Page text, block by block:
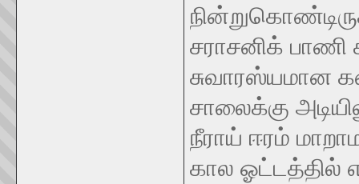
சராசனிக் பாணி
சுவாரஸ்யமான
சாலைக்கு
நீராய் ஈரம்
கால